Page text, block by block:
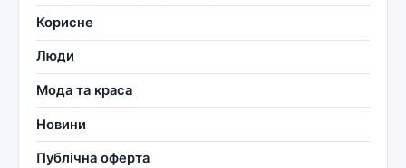
Корисне
Люди
Мода та краса
Новини
Публічна оферта